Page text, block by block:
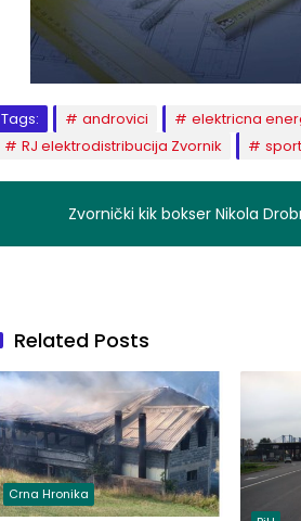
Tags: androvici
elektricna
RJ elektrodistribucija Zvornik
Zvornički kik bokser Nikola
Related Posts
Crna Hronika